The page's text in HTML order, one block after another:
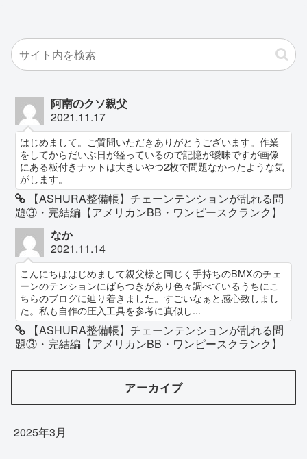
阿南のクソ親父
2021.11.17
はじめまして。ご質問いただきありがとうございます。作業
をしてからだいぶ日が経っているので記憶が曖昧ですが画像
にある板付きナットは大きいやつ2枚で問題なかったような気
がします。
【ASHURA整備帳】チェーンテンションが乱れる問
題③・完結編【アメリカンBB・ワンピースクランク】
なか
2021.11.14
こんにちははじめまして親父様と同じく手持ちのBMXのチェ
ーンのテンションにばらつきがあり色々調べているうちにこ
ちらのブログに辿り着きました。すごいなぁと感心致しまし
た。私も自作の圧入工具を参考に真似し...
【ASHURA整備帳】チェーンテンションが乱れる問
題③・完結編【アメリカンBB・ワンピースクランク】
アーカイブ
2025年3月